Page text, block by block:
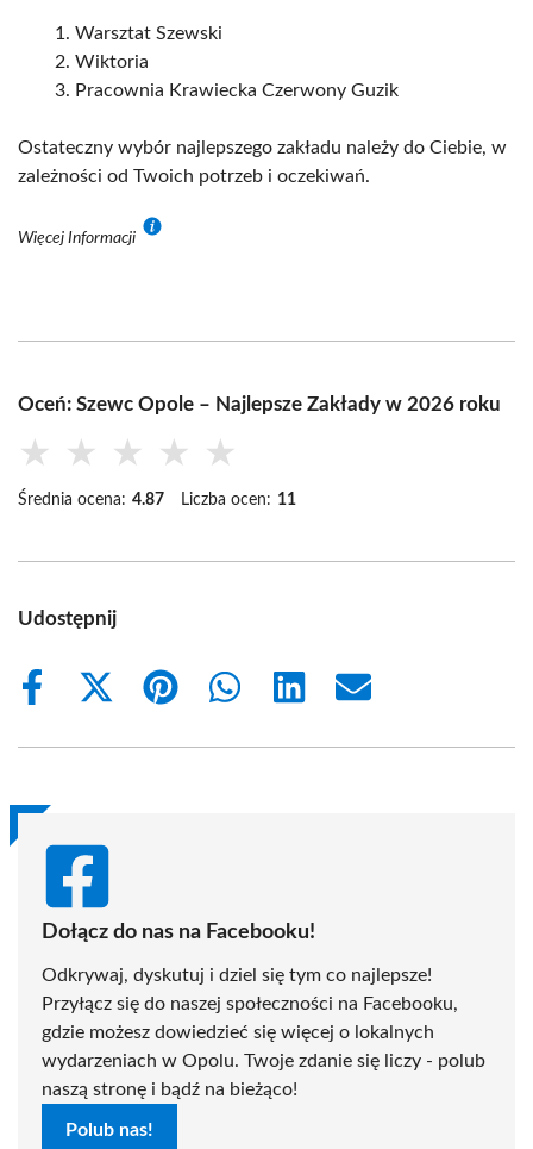
Warsztat Szewski
Wiktoria
Pracownia Krawiecka Czerwony Guzik
Ostateczny wybór najlepszego zakładu należy do Ciebie, w
zależności od Twoich potrzeb i oczekiwań.
Więcej Informacji
Oceń: Szewc Opole – Najlepsze Zakłady w 2026 roku
★ ★ ★ ★ ★
Średnia ocena: 4.87 Liczba ocen: 11
Udostępnij
Share
Share
(Twitter)
Share
Share
Share
Share
Dołącz do nas na Facebooku!
Odkrywaj, dyskutuj i dziel się tym co najlepsze!
Przyłącz się do naszej społeczności na Facebooku,
gdzie możesz dowiedzieć się więcej o lokalnych
wydarzeniach w Opolu. Twoje zdanie się liczy - polub
naszą stronę i bądź na bieżąco!
Polub nas!